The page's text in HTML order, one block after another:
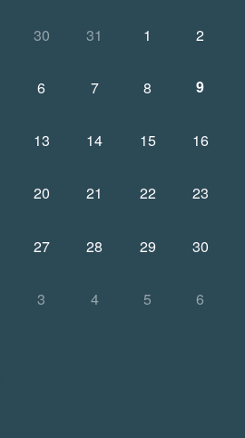
30 31 1 2
6 7 8 9
13 14 15 16
20 21 22 23
27 28 29 30
3 4 5 6